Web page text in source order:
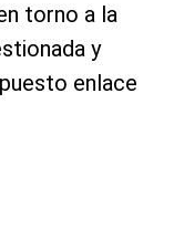
torno a la
y
enlace